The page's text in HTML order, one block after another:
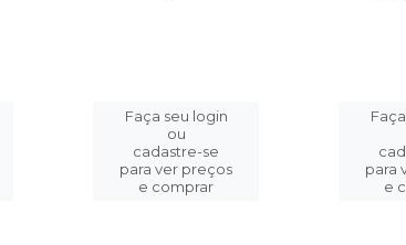
Faça seu login
ou
cadastre-se
para ver preços
e comprar
para
e